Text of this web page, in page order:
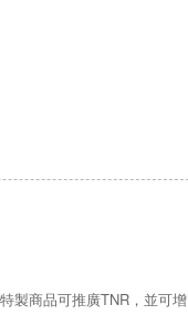
製商品可推廣TNR，並可增